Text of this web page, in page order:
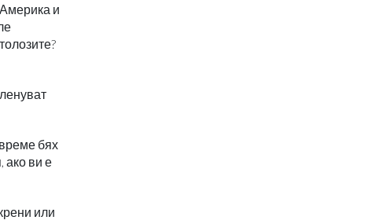
и
бях
ако ви е
или